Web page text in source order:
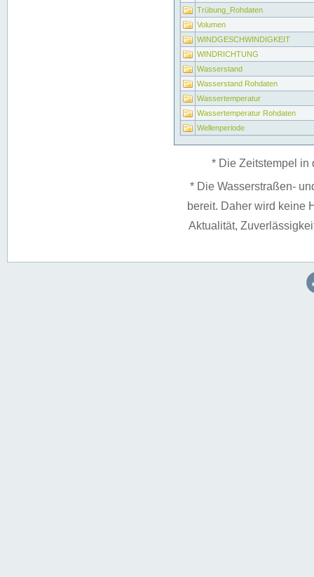
Trübung_Rohdaten
Volumen
WINDGESCHWINDIGKEIT
WINDRICHTUNG
Wasserstand
Wasserstand Rohdaten
Wassertemperatur
Wassertemperatur Rohdaten
Wellenperiode
* Die Zeitstempel in
* Die Wasserstraßen-
bereit. Daher wird keine
Aktualität,